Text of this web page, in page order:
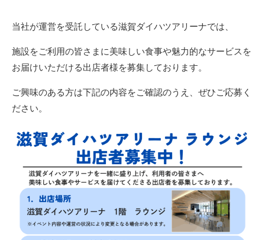
当社が運営を受託している滋賀ダイハツアリーナでは、
施設をご利用の皆さまに美味しい食事や魅力的なサービスを
お届けいただける出店者様を募集しております。
ご興味のある方は下記の内容をご確認のうえ、ぜひご応募く
ださい。